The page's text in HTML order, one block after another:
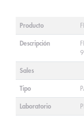
Producto
Descripción
Sales
Tipo
Laboratorio